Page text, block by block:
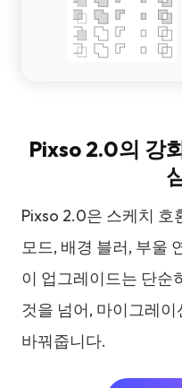
Pixso 2.0의 강
Pixso 2.0은 스케치 호
모드, 배경 블러, 부울
이 업그레이드는 단순
것을 넘어, 마이그레
바꿔줍니다.